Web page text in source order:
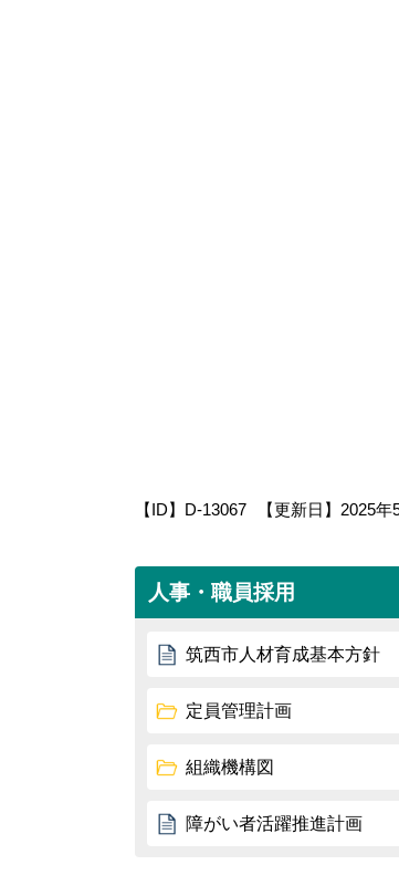
【ID】 D-13067 【更新日】 2025年
人事・職員採用
筑西市人材育成基本方針
定員管理計画
組織機構図
障がい者活躍推進計画